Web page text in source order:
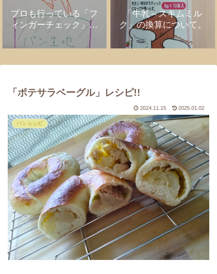
プロも行っている「フ
ィンガーチェック」の
話。
「牛乳⇔スキムミル
ク」の換算について。
「ポテサラベーグル」レシピ!!
2024.11.15 2025.01.02
パン レシピ